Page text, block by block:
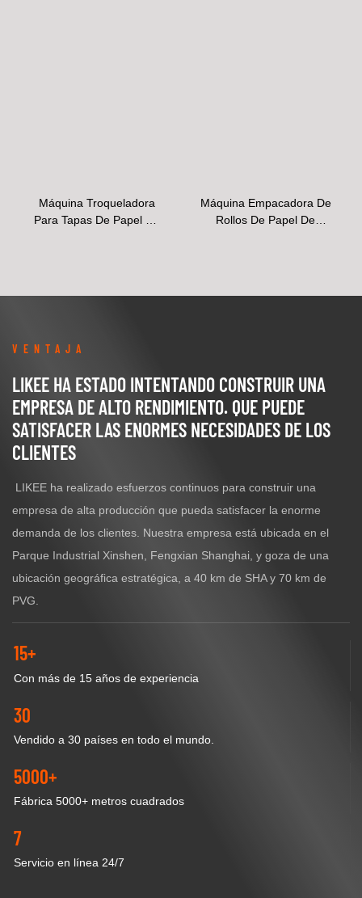
Máquina Troqueladora
Para Tapas De Papel De
Máquina Empacadora De
Rollos De Papel De
VENTAJA
LIKEE HA ESTADO INTENTANDO CONSTRUIR UNA
EMPRESA DE ALTO RENDIMIENTO. QUE PUEDE
SATISFACER LAS ENORMES NECESIDADES DE LOS
CLIENTES
LIKEE ha realizado esfuerzos continuos para construir una
empresa de alta producción que pueda satisfacer la enorme
demanda de los clientes. Nuestra empresa está ubicada en el
Parque Industrial Xinshen, Fengxian Shanghai, y goza de una
ubicación geográfica estratégica, a 40 km de SHA y 70 km de
PVG.
15+
Con más de 15 años de experiencia
30
Vendido a 30 países en todo el mundo.
5000+
Fábrica 5000+ metros cuadrados
7
Servicio en línea 24/7